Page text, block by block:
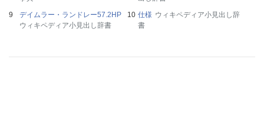
デイムラー・ランドレー57.2HP
ウィキペディア小見出し辞書
仕様 ウィキペディア小見出し辞
書